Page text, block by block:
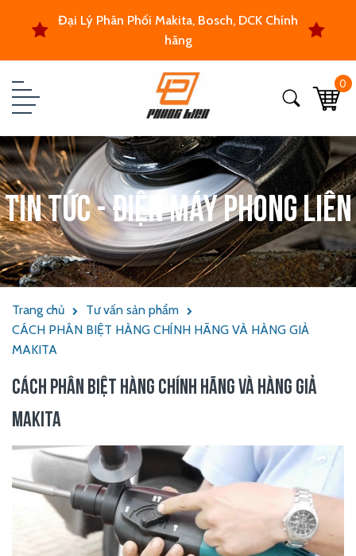
Đại Lý Phân Phối Makita, Bosch, DCK Chính
hãng
0
Tin tức - Điện máy Phong Liên
Trang chủ
Tư vấn sản phẩm
CÁCH PHÂN BIỆT HÀNG CHÍNH HÃNG VÀ HÀNG GIẢ
MAKITA
CÁCH PHÂN BIỆT HÀNG CHÍNH HÃNG VÀ HÀNG GIẢ
MAKITA